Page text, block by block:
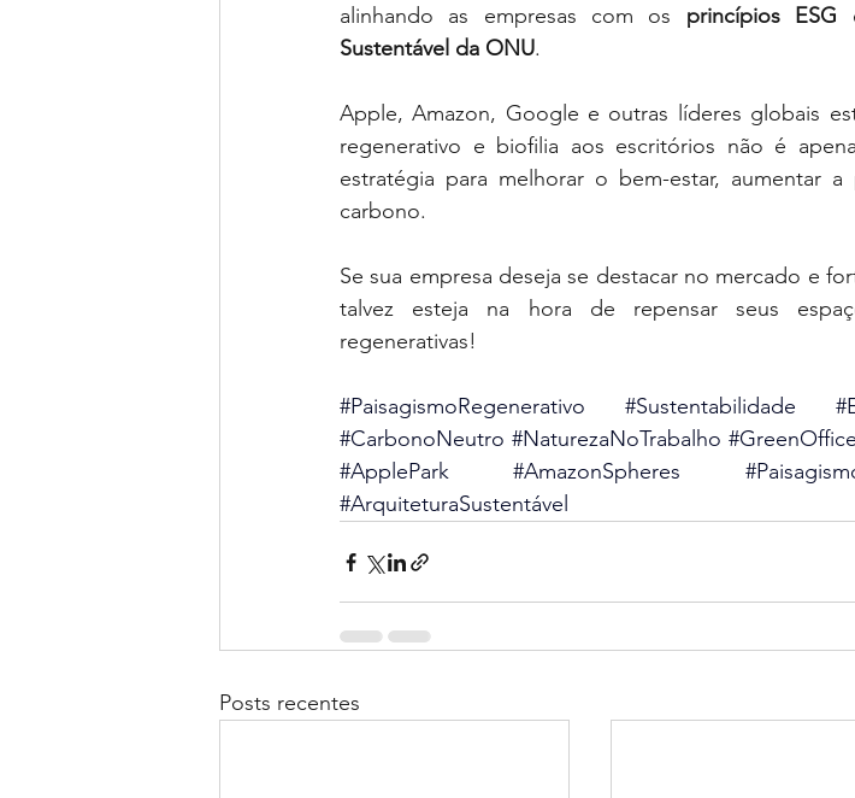
alinhando as empresas com os princípios ESG
Sustentável da ONU.
Apple, Amazon, Google e outras líderes globais
regenerativo e biofilia aos escritórios não é
estratégia para melhorar o bem-estar, aumentar
carbono.
Se sua empresa deseja se destacar no mercado e
talvez esteja na hora de repensar seus
regenerativas!
#PaisagismoRegenerativo #Sustentabilidade
#CarbonoNeutro #NaturezaNoTrabalho #GreenOffice
#ApplePark
#AmazonSpheres
#ArquiteturaSustentável
Posts recentes